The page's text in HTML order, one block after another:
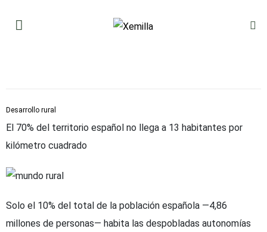
Desarrollo rural
El 70% del territorio español no llega a 13 habitantes por
kilómetro cuadrado
Solo el 10% del total de la población española —4,86
millones de personas— habita las despobladas autonomías